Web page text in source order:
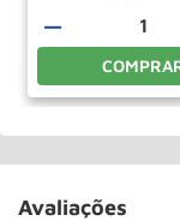
－
Avaliações